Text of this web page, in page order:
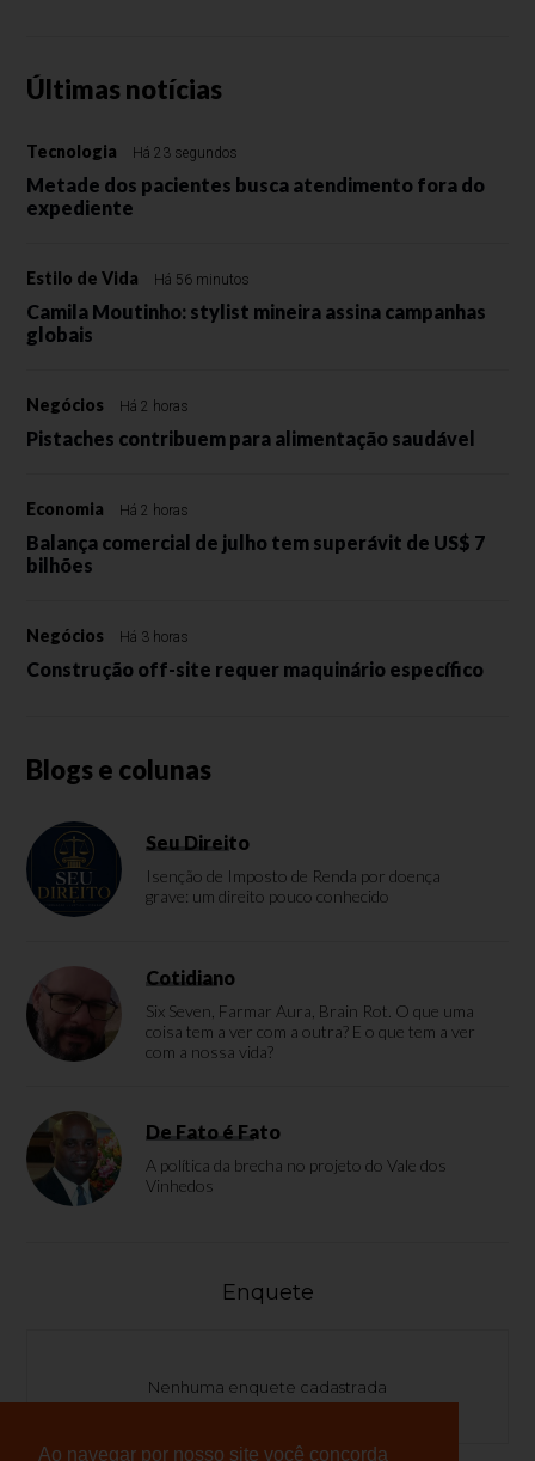
Ao navegar por nosso site você concorda
Últimas notícias
Tecnologia Há 23 segundos
Metade dos pacientes busca atendimento fora do
expediente
Estilo de Vida Há 56 minutos
Camila Moutinho: stylist mineira assina campanhas
globais
Negócios Há 2 horas
Pistaches contribuem para alimentação saudável
Economia Há 2 horas
Balança comercial de julho tem superávit de US$ 7
bilhões
Negócios Há 3 horas
Construção off-site requer maquinário específico
Blogs e colunas
Seu Direito
Isenção de Imposto de Renda por doença
grave: um direito pouco conhecido
Cotidiano
Six Seven, Farmar Aura, Brain Rot. O que uma
coisa tem a ver com a outra? E o que tem a ver
com a nossa vida?
De Fato é Fato
A política da brecha no projeto do Vale dos
Vinhedos
Enquete
Nenhuma enquete cadastrada